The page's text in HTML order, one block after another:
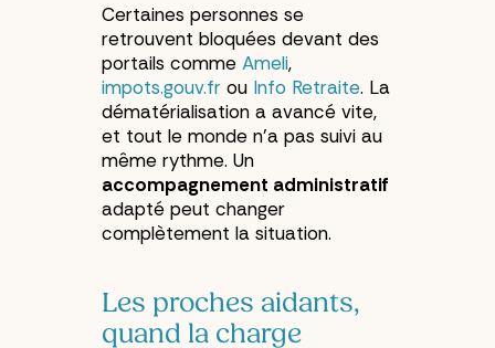
Certaines personnes se
retrouvent bloquées devant des
portails comme Ameli,
impots.gouv.fr ou Info Retraite. La
dématérialisation a avancé vite,
et tout le monde n’a pas suivi au
même rythme. Un
accompagnement administratif
adapté peut changer
complètement la situation.
Les proches aidants,
quand la charge